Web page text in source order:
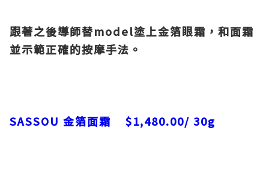
跟著之後導師替model塗上金箔眼霜，和面霜
並示範正確的按摩手法。
SASSOU 金箔面霜 $1,480.00/ 30g